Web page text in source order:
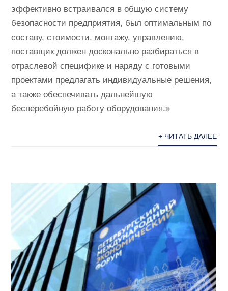
эффективно встраивался в общую систему
безопасности предприятия, был оптимальным по
составу, стоимости, монтажу, управлению,
поставщик должен досконально разбираться в
отраслевой специфике и наряду с готовыми
проектами предлагать индивидуальные решения,
а также обеспечивать дальнейшую
бесперебойную работу оборудования.»
+ ЧИТАТЬ ДАЛЕЕ